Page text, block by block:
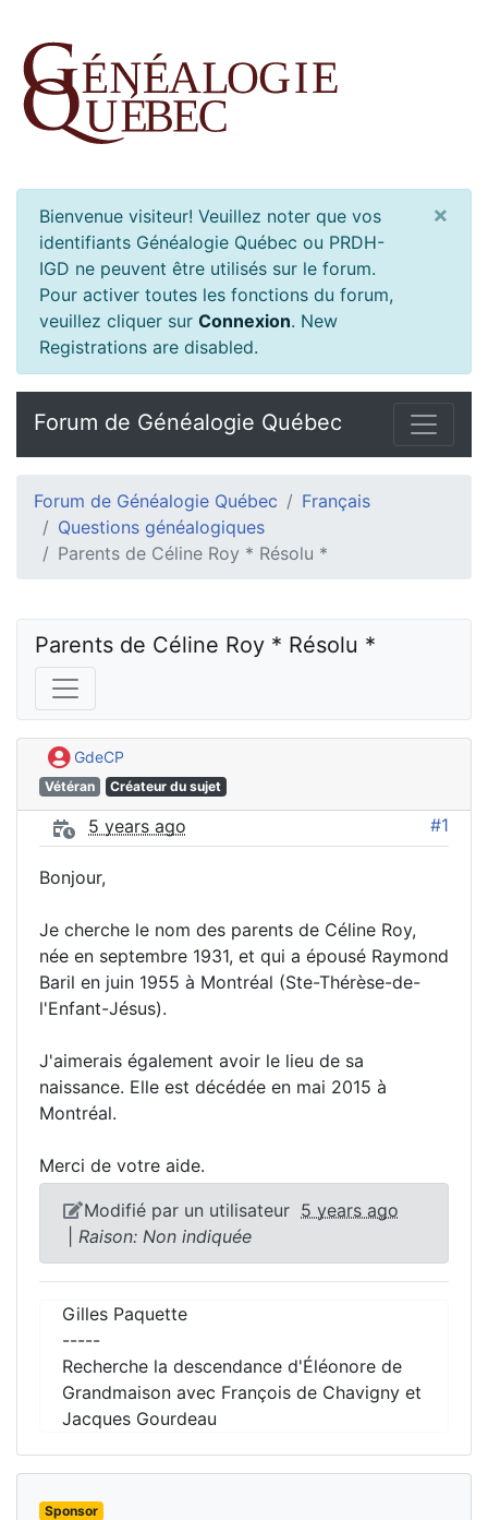
Bienvenue visiteur! Veuillez noter que vos
identifiants Généalogie Québec ou PRDH-
IGD ne peuvent être utilisés sur le forum.
Pour activer toutes les fonctions du forum,
veuillez cliquer sur Connexion. New
Registrations are disabled.
×
Forum de Généalogie Québec
Forum de Généalogie Québec
Français
Questions généalogiques
Parents de Céline Roy * Résolu *
Parents de Céline Roy * Résolu *
GdeCP
Vétéran Créateur du sujet
5 years ago #1
Bonjour,
Je cherche le nom des parents de Céline Roy,
née en septembre 1931, et qui a épousé Raymond
Baril en juin 1955 à Montréal (Ste-Thérèse-de-
l'Enfant-Jésus).
J'aimerais également avoir le lieu de sa
naissance. Elle est décédée en mai 2015 à
Montréal.
Merci de votre aide.
Modifié par un utilisateur 5 years ago
Raison: Non indiquée
Gilles Paquette
-----
Recherche la descendance d'Éléonore de
Grandmaison avec François de Chavigny et
Jacques Gourdeau
Sponsor